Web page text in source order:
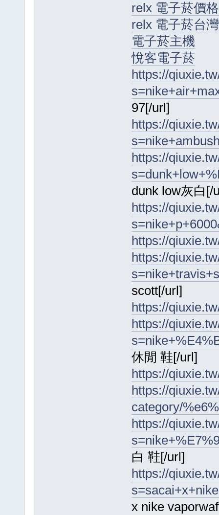
relx 電子菸價格
relx 電子菸台灣
電子菸主機
悅客電子菸
https://
97[/url]
https://
https://
dunk low灰白[/
https://
https://
https://
scott[/url]
https://
https://
休閒 鞋[/url]
https://
https://
category/
https://
白 鞋[/url]
https://
x nike